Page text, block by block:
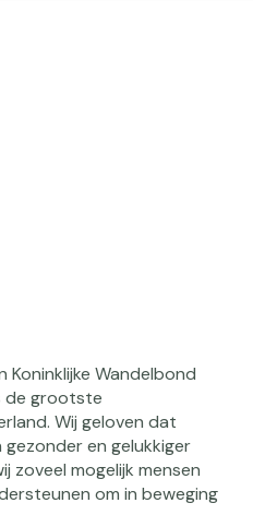
Koninklijke Wandelbond
de grootste
Wij geloven dat
en gelukkiger
zoveel mogelijk mensen
om in beweging